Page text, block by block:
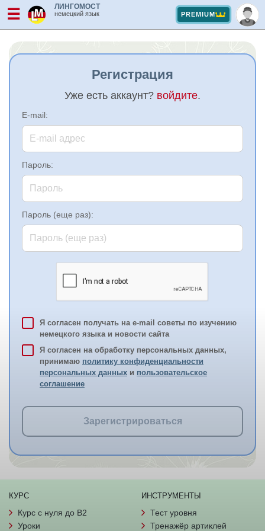
☰ ЛИНГОМОСТ
немецкий язык PREMIUM
Регистрация
Уже есть аккаунт? войдите.
E-mail:
Пароль:
Пароль (еще раз):
Я согласен получать на e-mail советы по изучению
немецкого языка и новости сайта
Я согласен на обработку персональных данных,
принимаю политику конфиденциальности
персональных данных и пользовательское
соглашение
Зарегистрироваться
КУРС
Курс с нуля до B2
Уроки
ИНСТРУМЕНТЫ
Тест уровня
Тренажёр артиклей